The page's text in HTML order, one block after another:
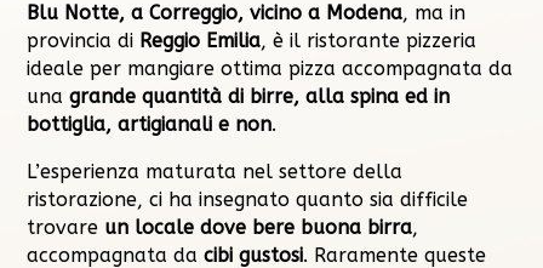
Blu Notte, a Correggio, vicino a Modena, ma in
provincia di Reggio Emilia, è il ristorante pizzeria
ideale per mangiare ottima pizza accompagnata da
una grande quantità di birre, alla spina ed in
bottiglia, artigianali e non.
L’esperienza maturata nel settore della
ristorazione, ci ha insegnato quanto sia difficile
trovare un locale dove bere buona birra,
accompagnata da cibi gustosi. Raramente queste